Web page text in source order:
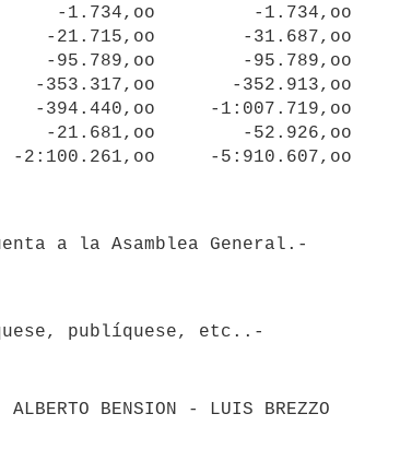
-1.734,oo         -1.734,oo
-21.715,oo        -31.687,oo
-95.789,oo        -95.789,oo
-353.317,oo       -352.913,oo
-394.440,oo     -1:007.719,oo
-21.681,oo        -52.926,oo
ALBERTO BENSION - LUIS BREZZO